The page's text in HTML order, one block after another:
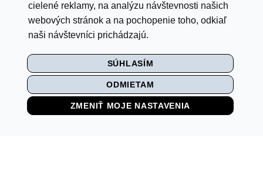
cielené reklamy, na analýzu návštevnosti našich
webových stránok a na pochopenie toho, odkiaľ
naši návštevníci prichádzajú.
SÚHLASÍM
ODMIETAM
ZMENIŤ MOJE NASTAVENIA
LETNÁ SÚŤAŽ S ISTYLE
MULTI
NASTAVENIE COOKIES